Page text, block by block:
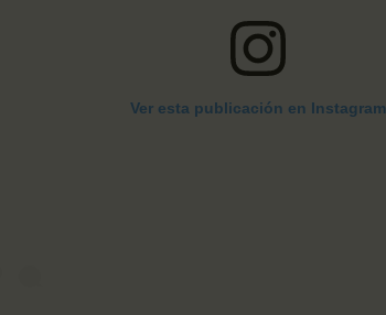
Ver esta publicación en Instagram